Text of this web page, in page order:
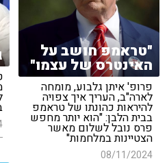
"טראמפ חושב על
האינטרס של עצמו"
פרופ' איתן גלבוע, מומחה
לארה"ב, העריך איך צפויה
להיראות כהונתו של טראמפ
בבית הלבן: "הוא יותר מחפש
פרס נובל לשלום מאשר
הצטיינות במלחמות"
08/11/2024